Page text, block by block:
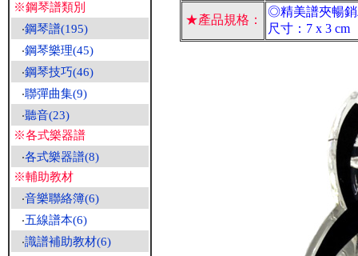
※鋼琴譜類別
‧鋼琴譜(195)
‧鋼琴樂理(45)
‧鋼琴技巧(46)
‧聯彈曲集(9)
‧聽音(23)
※各式樂器譜
‧各式樂器譜(8)
※輔助教材
‧音樂聯絡簿(6)
‧五線譜本(6)
‧識譜補助教材(6)
★產品規格：
◎精美譜夾暢銷
尺寸：7 x 3 cm